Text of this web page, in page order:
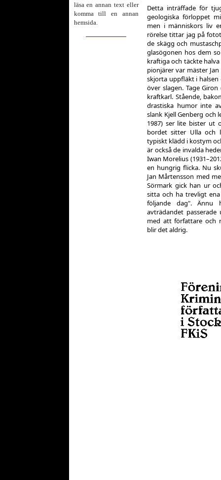
läsa en annan text eller
komma till en annan
hemsida.
Detta inträffade för
geologiska förloppet
men i människors liv
rörelse tittar jag på
de skägg och
glasögonen hos dem
kraftiga och täckte
pionjärer var mäster
skjorta uppfläkt i
över slagen. Tage
kraftkarl. Stående,
drastiska humor inte
slank Kjell Genberg och
1987) ser lite bister ut
bordet sitter Ulla och
typiskt klädd i kostym
är också de invalda
Iwan Morelius
en hungrig flicka. Nu
Jan Mårtensson med
Sörmark gick han ur
sitta och ha trevligt
följande dag". Ännu
avträdandet
med att författare och
blir det aldrig.